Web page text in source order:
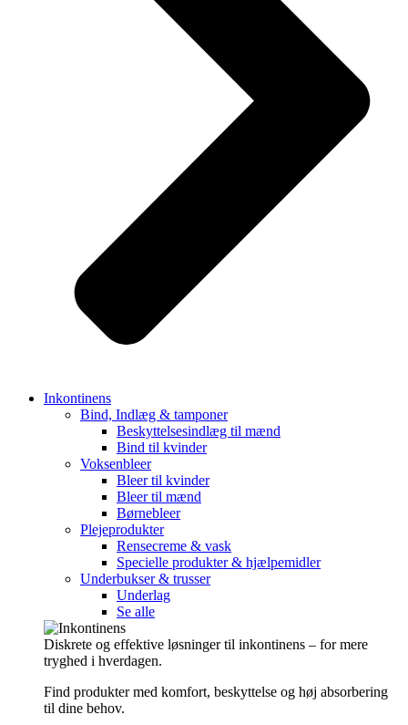
Inkontinens
Bind, Indlæg & tamponer
Beskyttelsesindlæg til mænd
Bind til kvinder
Voksenbleer
Bleer til kvinder
Bleer til mænd
Børnebleer
Plejeprodukter
Rensecreme & vask
Specielle produkter & hjælpemidler
Underbukser & trusser
Underlag
Se alle
Diskrete og effektive løsninger til inkontinens – for mere
tryghed i hverdagen.
Find produkter med komfort, beskyttelse og høj absorbering
til dine behov.